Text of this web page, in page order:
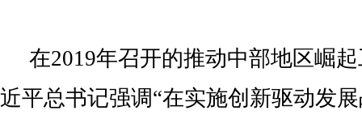
在2019年召开的推动中部地区崛
近平总书记强调“在实施创新驱动发